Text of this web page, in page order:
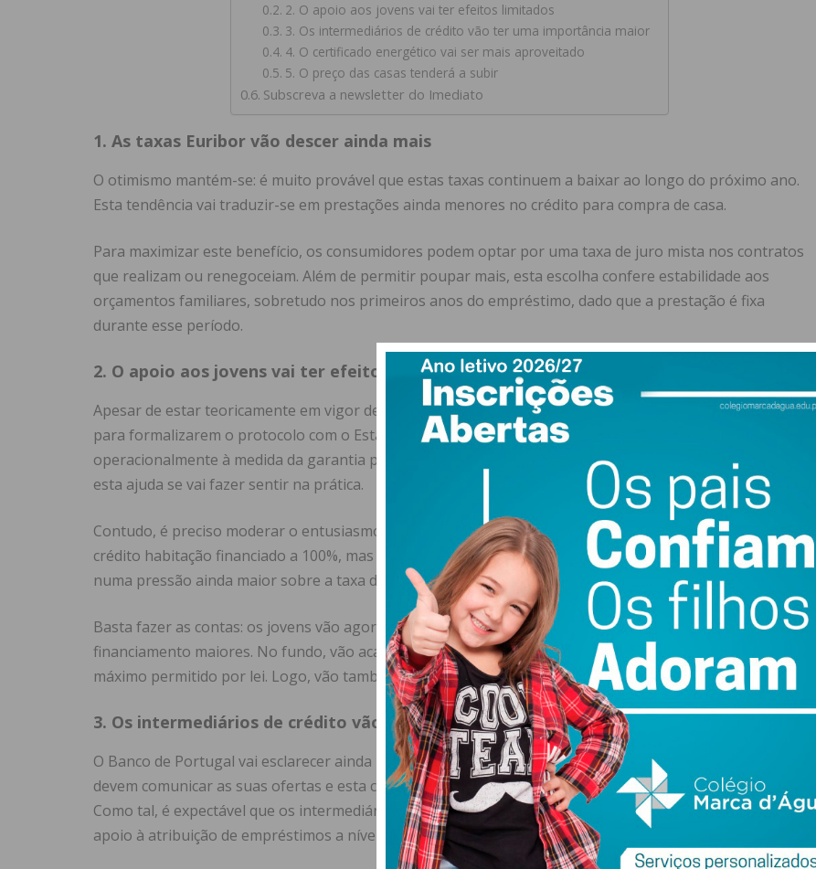
2. O apoio aos jovens vai ter efeitos limitados
3. Os intermediários de crédito vão ter uma importância maior
4. O certificado energético vai ser mais aproveitado
5. O preço das casas tenderá a subir
Subscreva a newsletter do Imediato
1. As taxas Euribor vão descer ainda mais
O otimismo mantém-se: é muito provável que estas taxas continuem a baixar ao longo do próximo ano.
Esta tendência vai traduzir-se em prestações ainda menores no crédito para compra de casa.
Para maximizar este benefício, os consumidores podem optar por uma taxa de juro mista nos contratos
que realizam ou renegoceiam. Além de permitir poupar mais, esta escolha confere estabilidade aos
orçamentos familiares, sobretudo nos primeiros anos do empréstimo, dado que a prestação é fixa
durante esse período.
2. O apoio aos jovens vai ter efeitos limitados
Apesar de estar teoricamente em vigor desde o final setembro, foi dado aos bancos um prazo de 30 dias
para formalizarem o protocolo com o Estado e ainda um período adicional de 60 dias para se adaptarem
operacionalmente à medida da garantia pública no crédito habitação. Como tal, 2025 é o ano em que
esta ajuda se vai fazer sentir na prática.
Contudo, é preciso moderar o entusiasmo. Quem tem entre 18 e 35 anos vai agora poder aceder a um
crédito habitação financiado a 100%, mas é importante recordar que esta particularidade vai traduzir-se
numa pressão ainda maior sobre a taxa de esforço destes jovens.
Basta fazer as contas: os jovens vão agora formalizar contratos de crédito com montantes de
financiamento maiores. No fundo, vão acabar a pagar 100% do empréstimo e não 90%, que é o valor
máximo permitido por lei. Logo, vão também enfrentar prestações maiores.
3. Os intermediários de crédito vão ter uma importância maior
O Banco de Portugal vai esclarecer ainda melhor acerca do modo como os intermediários de crédito
devem comunicar as suas ofertas e esta clarificação vai ser altamente vantajosa para os consumidores.
Como tal, é expectável que os intermediários de crédito tenham um papel ainda mais interventivo no
apoio à atribuição de empréstimos a nível nacional.